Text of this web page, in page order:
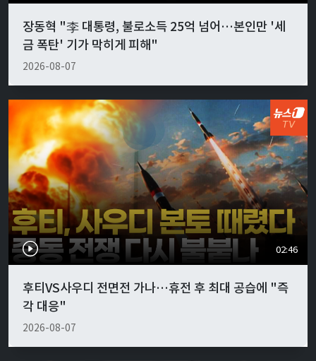
장동혁 "李 대통령, 불로소득 25억 넘어…본인만 '세
금 폭탄' 기가 막히게 피해"
2026-08-07
02:46
후티VS사우디 전면전 가나…휴전 후 최대 공습에 "즉
각 대응"
2026-08-07